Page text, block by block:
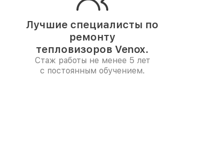
Лучшие специалисты по
ремонту
тепловизоров Venox.
Стаж работы не менее 5 лет
с постоянным обучением.